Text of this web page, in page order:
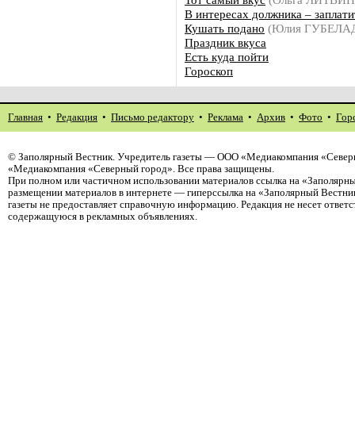
В интересах должника –
Кушать подано (Юлия
Праздник вкуса
Есть куда пойти
Гороскоп
Главная • Редакция • Письмо редактору • Реклама • Архив • Фото •
© Заполярный Вестник. Учредитель газеты — ООО «Медиакомпания
«Медиакомпания «Северный город». Все права защищены.
При полном или частичном использовании материалов ссылка на
размещении материалов в интернете — гиперссылка на «Заполярный
газеты не предоставляет справочную информацию. Редакция не несет
содержащуюся в рекламных объявлениях.